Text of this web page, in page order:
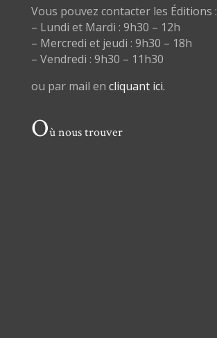
Vous pouvez contacter les Éditions :
– Lundi et Mardi : 9h30 – 12h
– Mercredi et jeudi : 9h30 – 18h
– Vendredi : 9h30 – 11h30
ou par mail en cliquant ici.
Où nous trouver